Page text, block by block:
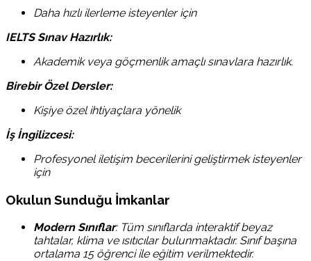
Daha hızlı ilerleme isteyenler için
IELTS Sınav Hazırlık:
Akademik veya göçmenlik amaçlı sınavlara hazırlık.
Birebir Özel Dersler:
Kişiye özel ihtiyaçlara yönelik
İş İngilizcesi:
Profesyonel iletişim becerilerini geliştirmek isteyenler
için
Okulun Sunduğu İmkanlar
Modern Sınıflar: Tüm sınıflarda interaktif beyaz
tahtalar, klima ve ısıtıcılar bulunmaktadır. Sınıf başına
ortalama 15 öğrenci ile eğitim verilmektedir.